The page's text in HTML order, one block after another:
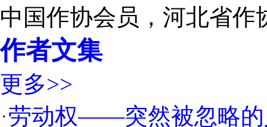
中国作协会员，河北省作
作者文集
更多>>
劳动权——突然被忽略的